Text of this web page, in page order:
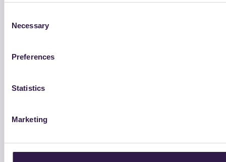
Selection
Necessary
Preferences
Statistics
Marketing